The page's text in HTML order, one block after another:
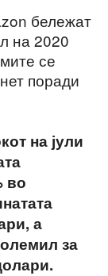
бележат
на 2020
се
поради
на јули
во
а
за